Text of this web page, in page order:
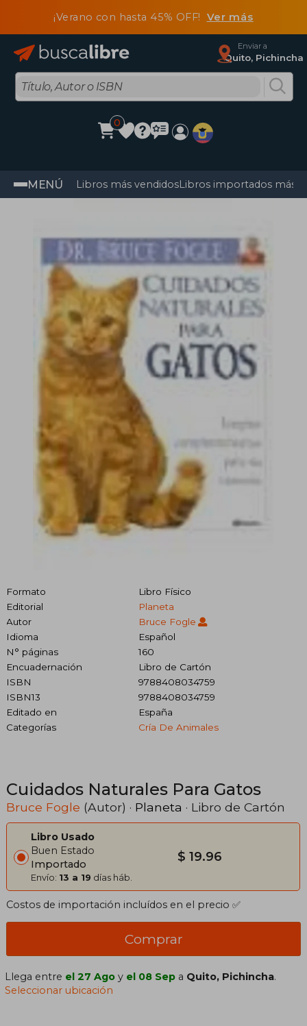
¡Verano con hasta 45% OFF! Ver más
Enviar a
Quito, Pichincha
0
MENÚ Libros más vendidosLibros importados más
Formato
Libro Físico
Editorial
Planeta
Autor
Bruce Fogle
Idioma
Español
N° páginas
160
Encuadernación
Libro de Cartón
ISBN
9788408034759
ISBN13
9788408034759
Editado en
España
Categorías
Cría De Animales
Cuidados Naturales Para Gatos
Bruce Fogle (Autor) · Planeta · Libro de Cartón
Libro Usado
Buen Estado
Importado
Envío: 13 a 19 días háb.
$ 19.96
Costos de importación incluídos en el precio ✅
Comprar
Llega entre el 27 Ago y el 08 Sep a Quito, Pichincha.
Seleccionar ubicación